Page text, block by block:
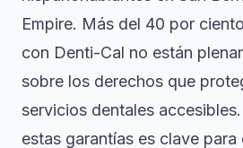
Empire. Más del 40 por
con Denti-Cal no están
sobre los derechos que
servicios dentales
estas garantías es clave